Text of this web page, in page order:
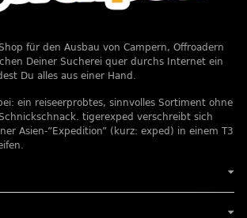
für den Ausbau von Campern, Offroadern
Deiner Sucherei quer durchs Internet ein
Du alles aus einer Hand.
ein reiseerprobtes, sinnvolles Sortiment ohne
tigerexped verschreibt sich
Asien-”Expedition” (kurz: exped) in einem T3